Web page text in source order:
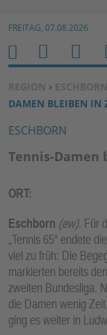
FREITAG, 07.08.2026
SIE BEFINDEN SICH
REGION › ESCHBORN
DAMEN BLEIBEN IN
ESCHBORN
Tennis-Damen
ORT:
Eschborn (ew). Für
„Tennis 65“ endete
viel zu früh: Die
markierten bereits
zweiten Bundesliga.
die Damen wenig
ging es weiter in
H
O
M
E
M
E
N
U
S
U
C
N